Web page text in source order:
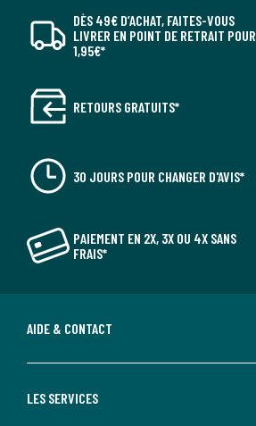
DÈS 49€ D’ACHAT, FAITES-VOUS
LIVRER EN POINT DE RETRAIT POUR
1,95€*
RETOURS GRATUITS*
30 JOURS POUR CHANGER D'AVIS*
PAIEMENT EN 2X, 3X OU 4X SANS
FRAIS*
AIDE & CONTACT
LES SERVICES